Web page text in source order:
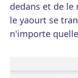
dedans et de
le yaourt se
n'importe